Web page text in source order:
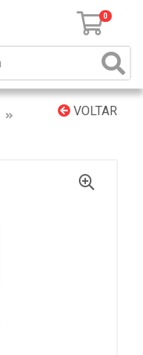
0
VOLTAR